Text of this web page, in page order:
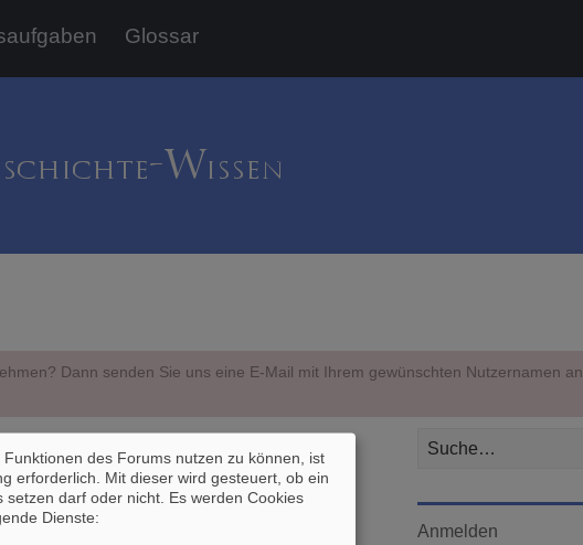
Glossar
Dann senden Sie uns eine E-Mail mit Ihrem gewünschten Nutzernamen an
Anmelden
Funktionen des Forums nutzen zu können, ist
erforderlich. Mit dieser wird gesteuert, ob ein
setzen darf oder nicht. Es werden Cookies
Dienste: